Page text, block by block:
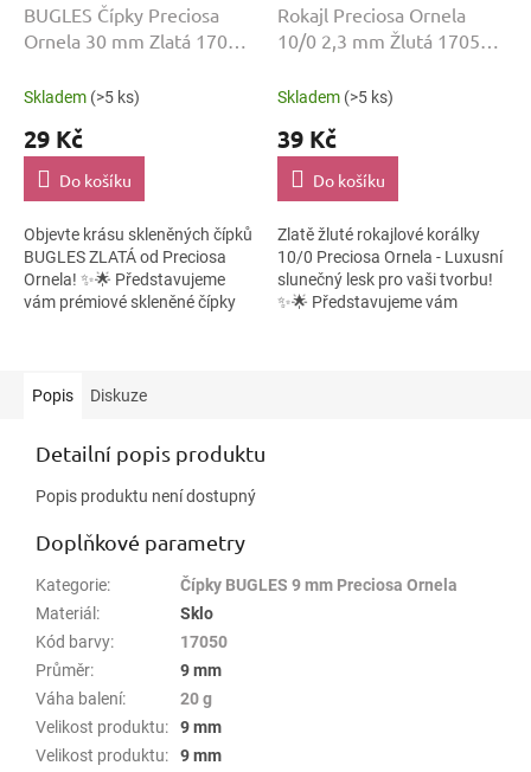
BUGLES Čípky Preciosa
Ornela 30 mm Zlatá 17050
Skladem (>5 ks)
29 Kč
Do košíku
Objevte krásu skleněných čípků
BUGLES ZLATÁ od Preciosa
Ornela! ✨🌟 Představujeme
vám prémiové skleněné čípky
Rokajl Preciosa Ornela
10/0 2,3 mm Žlutá 17050
Skladem (>5 ks)
39 Kč
Do košíku
Zlatě žluté rokajlové korálky
10/0 Preciosa Ornela - Luxusní
slunečný lesk pro vaši tvorbu!
✨🌟 Představujeme vám
Popis
Diskuze
Detailní popis produktu
Popis produktu není dostupný
Doplňkové parametry
Kategorie:
Čípky BUGLES 9 mm Preciosa Ornela
Materiál:
Sklo
Kód barvy:
17050
Průměr:
9 mm
Váha balení:
20 g
Velikost produktu:
9 mm
Velikost produktu:
9 mm